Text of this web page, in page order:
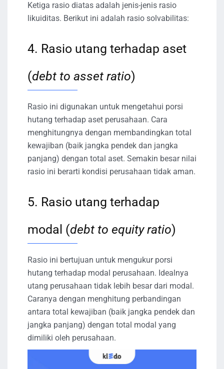
Ketiga rasio diatas adalah jenis-jenis rasio
likuiditas. Berikut ini adalah rasio solvabilitas:
4. Rasio utang terhadap aset
(debt to asset ratio)
Rasio ini digunakan untuk mengetahui porsi
hutang terhadap aset perusahaan. Cara
menghitungnya dengan membandingkan total
kewajiban (baik jangka pendek dan jangka
panjang) dengan total aset. Semakin besar nilai
rasio ini berarti kondisi perusahaan tidak aman.
5. Rasio utang terhadap
modal (debt to equity ratio)
Rasio ini bertujuan untuk mengukur porsi
hutang terhadap modal perusahaan. Idealnya
utang perusahaan tidak lebih besar dari modal.
Caranya dengan menghitung perbandingan
antara total kewajiban (baik jangka pendek dan
jangka panjang) dengan total modal yang
dimiliki oleh perusahaan.